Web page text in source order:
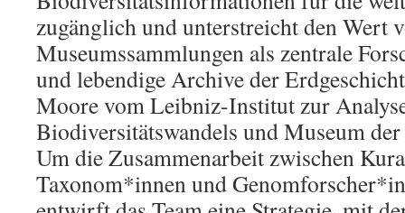
zugänglich und unterstreicht den Wert
Museumssammlungen als zentrale
und lebendige Archive der
Moore vom Leibniz-Institut zur
Biodiversitätswandels und Museum
Um die Zusammenarbeit zwischen
Taxonom*innen und